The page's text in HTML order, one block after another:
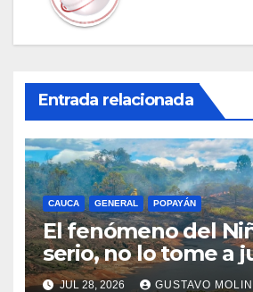
Entrada relacionada
CAUCA GENERAL POPAYÁN
El fenómeno del
serio, no lo tome a
JUL 28, 2026 GUSTAVO